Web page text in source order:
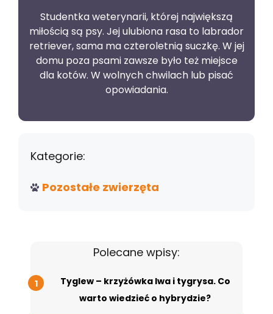
Studentka weterynarii, której największą
miłością są psy. Jej ulubiona rasa to labrador
retriever, sama ma czteroletnią suczkę. W jej
domu poza psami zawsze było też miejsce
dla kotów. W wolnych chwilach lub pisać
opowiadania.
Kategorie:
Pozostałe zwierzęta
Polecane wpisy:
Tyglew – krzyżówka lwa i tygrysa. Co
warto wiedzieć o hybrydzie?